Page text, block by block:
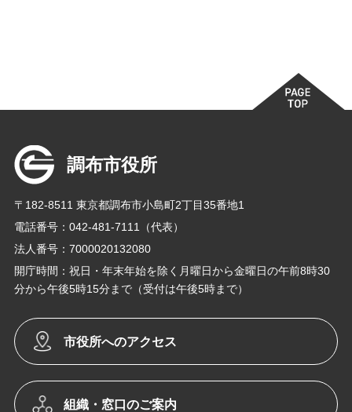
調布市役所
〒182-8511 東京都調布市小島町2丁目35番地1
電話番号：042-481-7111（代表）
法人番号：7000020132080
開庁時間：祝日・年末年始を除く月曜日から金曜日の午前8時30
分から午後5時15分まで（受付は午後5時まで）
市役所へのアクセス
組織・窓口のご案内